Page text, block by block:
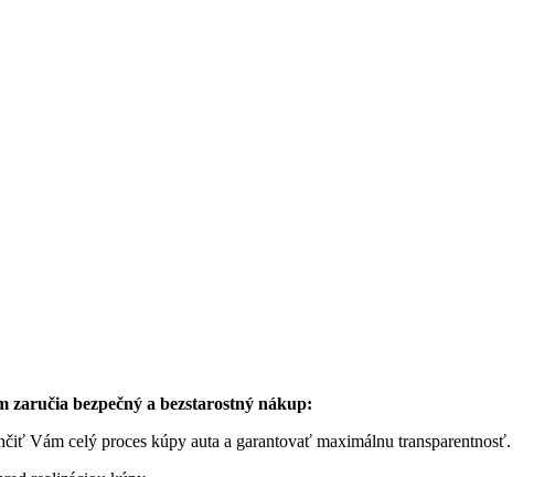
bezpečný a bezstarostný nákup:
Vám celý proces kúpy auta a garantovať maximálnu transparentnosť.